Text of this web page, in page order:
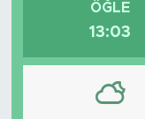
ÖĞLE
13:03